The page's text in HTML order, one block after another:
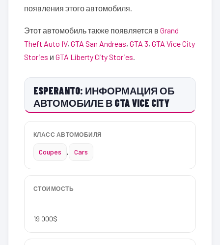
появления этого автомобиля.
Этот автомобиль также появляется в Grand
Theft Auto IV, GTA San Andreas, GTA 3, GTA Vice City
Stories и GTA Liberty City Stories
ESPERANTO: ИНФОРМАЦИЯ ОБ
АВТОМОБИЛЕ В GTA VICE CITY
КЛАСС АВТОМОБИЛЯ
Coupes , Cars
СТОИМОСТЬ
19 000$